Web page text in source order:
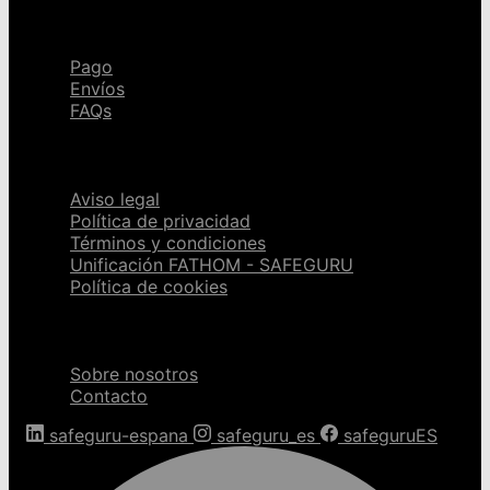
Pago
Envíos
FAQs
Aviso legal
Política de privacidad
Términos y condiciones
Unificación FATHOM - SAFEGURU
Política de cookies
Sobre nosotros
Contacto
safeguru-espana
safeguru_es safeguruES